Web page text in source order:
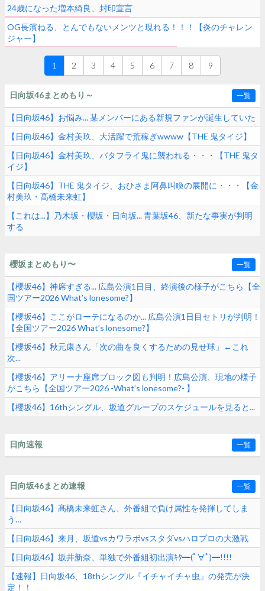
24歳になった増本綺良、封印宣言
OG長濱ねる、とんでもないメンツと現れる！！！【炎のチャレン
ジャー】
1 2 3 4 5 6 7 8 9
日向坂46まとめもり～ 一覧
【日向坂46】お悩み... 某メンバーにある新規ファンが誕生していた
【日向坂46】金村美玖、大活躍で荒稼ぎwwww【THE 鬼タイジ】
【日向坂46】金村美玖、バタフライ鬼に襲われる・・・【THE 鬼タ
イジ】
【日向坂46】THE 鬼タイジ、おひさま阿鼻叫喚の展開に・・・【金
村美玖・髙橋未来虹】
【これは...】乃木坂・櫻坂・日向坂... 青葉坂46、新たな事実が判明
する
櫻坂まとめもり〜 一覧
【櫻坂46】神席すぎる... 広島公演1日目、終演後の様子がこちら【全
国ツアー2026 What’s lonesome?】
【櫻坂46】ここがローテになるのか... 広島公演1日目セトリが判明！
【全国ツアー2026 What’s lonesome?】
【櫻坂46】秋元康さん「次の曲を良くするための見せ球」←これ
次...
【櫻坂46】アリーナ座席ブロック図も判明！広島公演、現地の様子
がこちら【全国ツアー2026 -What’s lonesome?- 】
【櫻坂46】16thシングル、坂道グループのスケジュールを見ると...
日向速報 一覧
日向坂46まとめ速報 一覧
【日向坂46】髙橋未来虹さん、外番組で負け属性を発揮してしま
う…
【日向坂46】来月、坂道vsカワラボvsスタダvsハロプロの大激戦
【日向坂46】坂井新奈、単独で外番組初出演ｷﾀ━(ﾟ∀ﾟ)━!!!!
【速報】日向坂46、18thシングル『イチャイチャ虫』の発売が決
定！！